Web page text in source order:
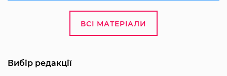
ВСІ МАТЕРІАЛИ
Вибір редакції